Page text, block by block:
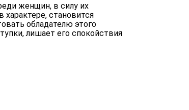
женщин, в силу их
становится
обладателю этого
лишает его спокойствия